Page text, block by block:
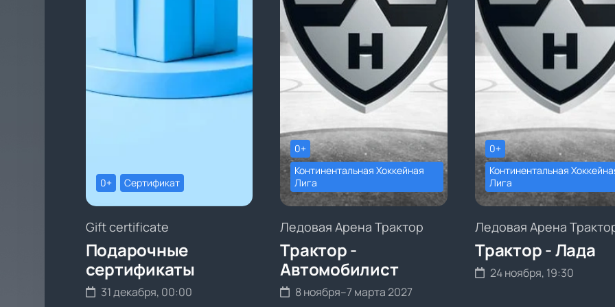
0+ Сертификат
Gift certificate
Подарочные
сертификаты
31 декабря, 00:00
0+
Континентальная Хоккейная
Лига
Ледовая Арена Трактор
Трактор -
Автомобилист
8 ноября–7 марта 2027
0+
Континентальная
Лига
Ледовая Арена
Трактор - Лада
24 ноября, 19:30